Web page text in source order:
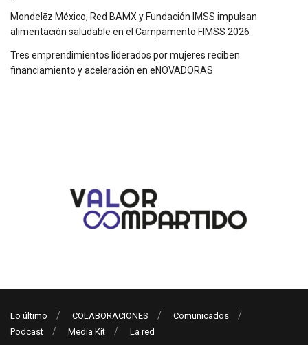
Mondelēz México, Red BAMX y Fundación IMSS impulsan
alimentación saludable en el Campamento FIMSS 2026
Tres emprendimientos liderados por mujeres reciben
financiamiento y aceleración en eNOVADORAS
Lo último COLABORACIONES
Comunicados
Podcast
Media Kit La red